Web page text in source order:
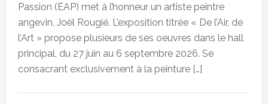
Passion (EAP) met à l’honneur un artiste peintre
angevin, Joël Rougié. L’exposition titrée « De l’Air, de
l’Art » propose plusieurs de ses oeuvres dans le hall
principal, du 27 juin au 6 septembre 2026. Se
consacrant exclusivement à la peinture […]